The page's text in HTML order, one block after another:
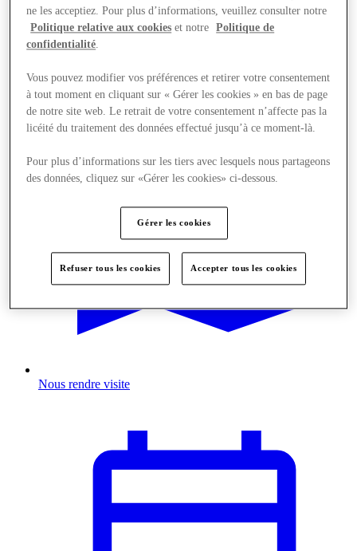
Offres
Nous rendre visite
ne les acceptiez. Pour plus d’informations, veuillez consulter notre
Politique relative aux cookies et notre
Politique de
confidentialité.
Vous pouvez modifier vos préférences et retirer votre consentement
à tout moment en cliquant sur « Gérer les cookies » en bas de page
de notre site web. Le retrait de votre consentement n’affecte pas la
licéité du traitement des données effectué jusqu’à ce moment-là.
Pour plus d’informations sur les tiers avec lesquels nous partageons
des données, cliquez sur «Gérer les cookies» ci-dessous.
Gérer les cookies
Refuser tous les cookies Accepter tous les cookies